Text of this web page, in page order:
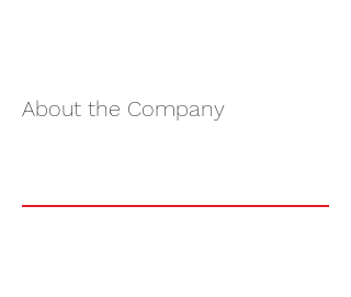
About the Company